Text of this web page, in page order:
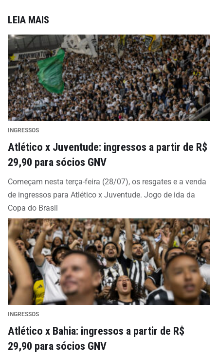
LEIA MAIS
INGRESSOS
Atlético x Juventude: ingressos a partir de R$
29,90 para sócios GNV
Começam nesta terça-feira (28/07), os resgates e a venda
de ingressos para Atlético x Juventude. Jogo de ida da
Copa do Brasil
INGRESSOS
Atlético x Bahia: ingressos a partir de R$
29,90 para sócios GNV